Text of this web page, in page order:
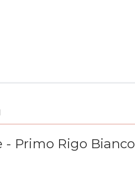
- Primo Rigo Bianco